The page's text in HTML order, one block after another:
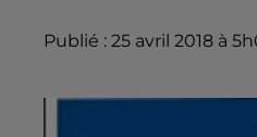
Publié : 25 avril 2018 à